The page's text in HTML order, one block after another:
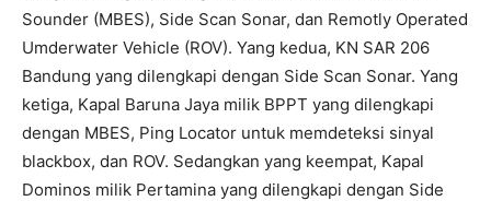
Sounder (MBES), Side Scan Sonar, dan Remotly Operated
Umderwater Vehicle (ROV). Yang kedua, KN SAR 206
Bandung yang dilengkapi dengan Side Scan Sonar. Yang
ketiga, Kapal Baruna Jaya milik BPPT yang dilengkapi
dengan MBES, Ping Locator untuk memdeteksi sinyal
blackbox, dan ROV. Sedangkan yang keempat, Kapal
Dominos milik Pertamina yang dilengkapi dengan Side